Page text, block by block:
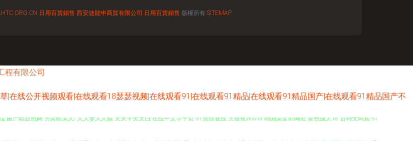
日用百貨銷售 西安迪能申商貿有限公司 日用百貨銷售 版權所有 SITEMAP
程有限公司
在线公开视频观看|在线观看18瑟瑟视频|在线观看91|在线观看91精品|在线观看91精品国产|在线观看91精品国产不
产精品色网 另类欧美人l 人人妻人人摸 天天干天天日 在线中文字十页 91黑丝在线 大香蕉WWW 韩国美女av网址 黄色成人18 日韩无码观 91